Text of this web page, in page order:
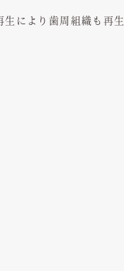
生により歯周組織も再生